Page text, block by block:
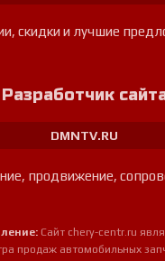
скидки и лучшие
Разработчик
DMNTV.RU
продвижение,
Сайт chery-centr.ru
продаж автомобильных